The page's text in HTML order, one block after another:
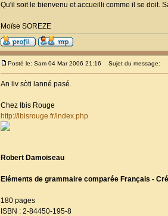
Qu'il soit le bienvenu et accueilli comme il se doit.
Moïse SOREZE
Posté le: Sam 04 Mar 2006 21:16 Sujet du message:
An liv sòti lanné pasé.
Chez Ibis Rouge
http://ibisrouge.fr/index.php
Robert Damoiseau
Eléments de grammaire comparée Français -
180 pages
ISBN : 2-84450-195-8